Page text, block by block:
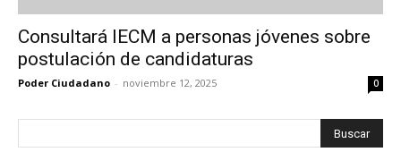
Consultará IECM a personas jóvenes sobre
postulación de candidaturas
Poder Ciudadano - noviembre 12, 2025 0